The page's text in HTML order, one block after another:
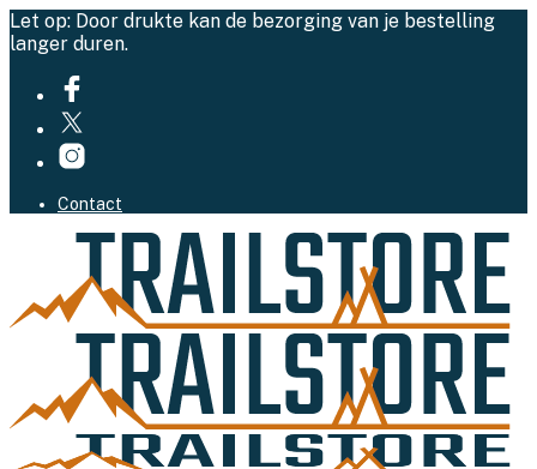
Let op: Door drukte kan de bezorging van je bestelling
langer duren.
Contact